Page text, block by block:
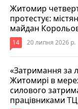
Житомир
протестує:
майдан
14 20 липня 2026 р.
«Затримання за
Житомирі в
силового
працівниками